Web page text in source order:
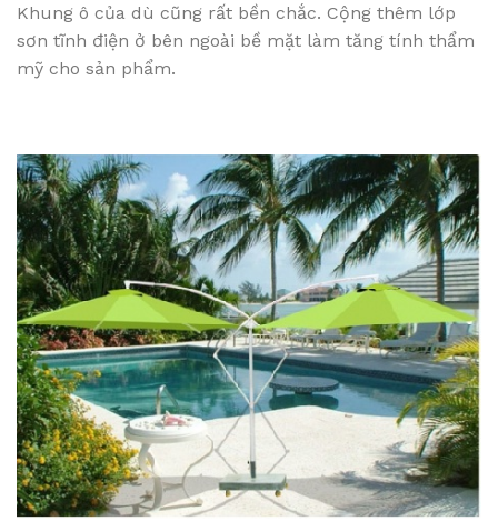
Khung ô của dù cũng rất bền chắc. Cộng thêm lớp
sơn tĩnh điện ở bên ngoài bề mặt làm tăng tính thẩm
mỹ cho sản phẩm.